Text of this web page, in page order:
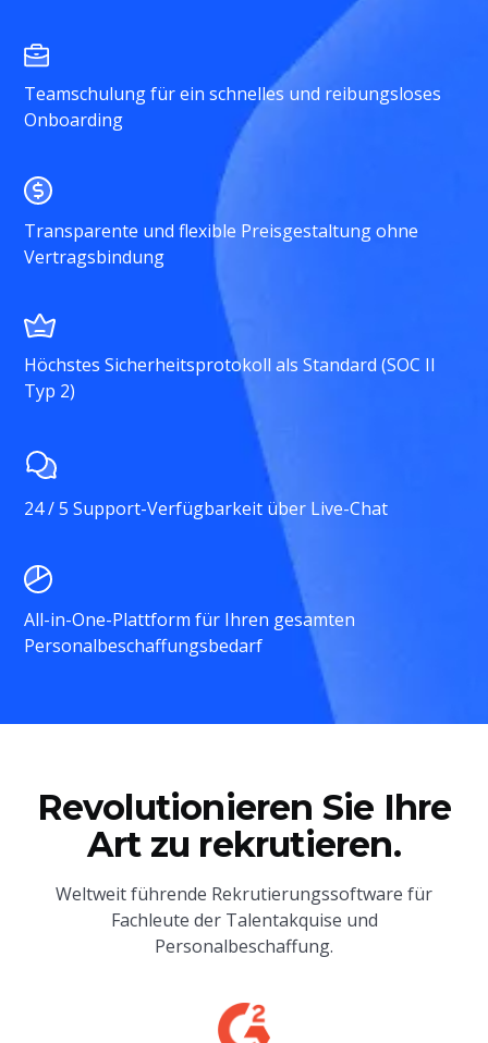
Teamschulung für ein schnelles und reibungsloses
Onboarding
Transparente und flexible Preisgestaltung ohne
Vertragsbindung
Höchstes Sicherheitsprotokoll als Standard (SOC II
Typ 2)
24 / 5 Support-Verfügbarkeit über Live-Chat
All-in-One-Plattform für Ihren gesamten
Personalbeschaffungsbedarf
Revolutionieren Sie Ihre
Art zu rekrutieren.
Weltweit führende Rekrutierungssoftware für
Fachleute der Talentakquise und
Personalbeschaffung.